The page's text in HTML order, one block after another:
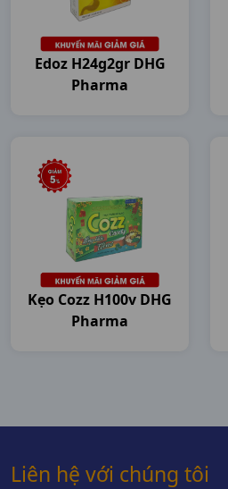
Edoz H24g2gr DHG
Pharma
Kẹo Cozz H100v DHG
Pharma
Liên hệ với chúng tôi